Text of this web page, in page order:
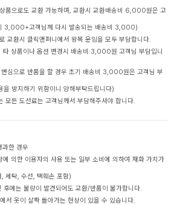
품으로도 교환 가능하며, 교환시 교환배송비 6,000원은 고
3,000+고객님께 다시 발송되는 배송비 3,000)
교환시 클릭앤퍼니에서 왕복 운임을 모두 부담합니다.
타 상품이나 옵션 변경시 배송비 3,000원 고객님 부담입니
심으로 반품을 할 경우 초기 배송비 3,000원은 고객님 부
을 방지하기 위함이니 양해부탁드립니다)
모든 도선료는 고객님께서 부담해주셔야 합니다.
과한 경우
의한 이용자의 사용 또는 일부 소비에 의하여 재화 가치가
세탁, 수선, 택훼손 포함)
에는 불량이 발견되어도 교환/반품이 불가합니다.
서 옷이 살짝 돌아가는 현상이 있을 수 있습니다.